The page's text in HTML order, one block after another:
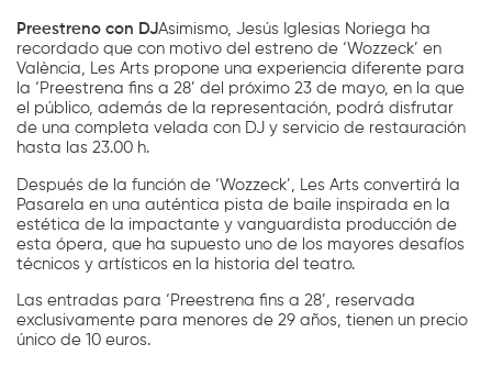
Preestreno con DJAsimismo, Jesús Iglesias Noriega ha
recordado que con motivo del estreno de ‘Wozzeck’ en
València, Les Arts propone una experiencia diferente para
la ‘Preestrena fins a 28’ del próximo 23 de mayo, en la que
el público, además de la representación, podrá disfrutar
de una completa velada con DJ y servicio de restauración
hasta las 23.00 h.
Después de la función de ‘Wozzeck’, Les Arts convertirá la
Pasarela en una auténtica pista de baile inspirada en la
estética de la impactante y vanguardista producción de
esta ópera, que ha supuesto uno de los mayores desafíos
técnicos y artísticos en la historia del teatro.
Las entradas para ‘Preestrena fins a 28’, reservada
exclusivamente para menores de 29 años, tienen un precio
único de 10 euros.